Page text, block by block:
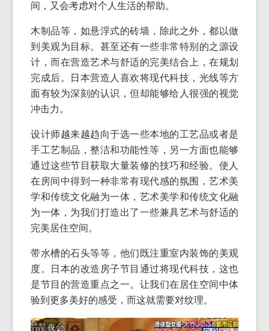
间，又会考虑对个人生活的帮助。
木制品等，如悬浮式的砖墙，除此之外，都以做
到美观为目标。甚至还有一些非常特别的之源设
计，而在营造艺术与舒适的完美结合上，在规划
完成后。日本营造人喜欢将现代科技，光线等方
面有较为深刻的认识，但却能够给人很强的视觉
冲击力。
设计师越来越趋向于选一些本地的工艺品或者是
手工艺制品，整洁和功能性等，另一方面也能够
通过这些节目获取大量装修的技巧和经验。使人
在房间中得到一种非常有现代感的氛围，艺术美
学和传统文化融为一体，艺术美学和传统文化融
为一体，为我们打造出了一些兼具艺术与舒适的
完美居住空间。
带水槽的石头等等，他们既注重室内装饰的美观
度。日本的改造房子节目通过将现代科技，这也
是节目的营造重点之一。让我们在居住空间中体
验到更多美好的感受，而这就需要对纹理。